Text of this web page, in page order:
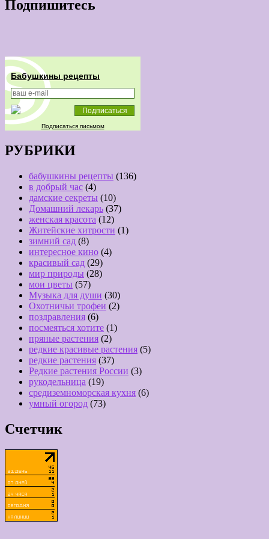
Подпишитесь
Бабушкины рецепты
Подписаться письмом
РУБРИКИ
бабушкины рецепты (136)
в добрый час (4)
дамские секреты (10)
Домашний лекарь (37)
женская красота (12)
Житейские хитрости (1)
зимний сад (8)
интересное кино (4)
красивый сад (29)
мир природы (28)
мои цветы (57)
Музыка для души (30)
Охотничьи трофеи (2)
поздравления (6)
посмеяться хотите (1)
пряные растения (2)
редкие красивые растения (5)
редкие растения (37)
Редкие растения России (3)
рукодельница (19)
средиземноморская кухня (6)
умный огород (73)
Счетчик